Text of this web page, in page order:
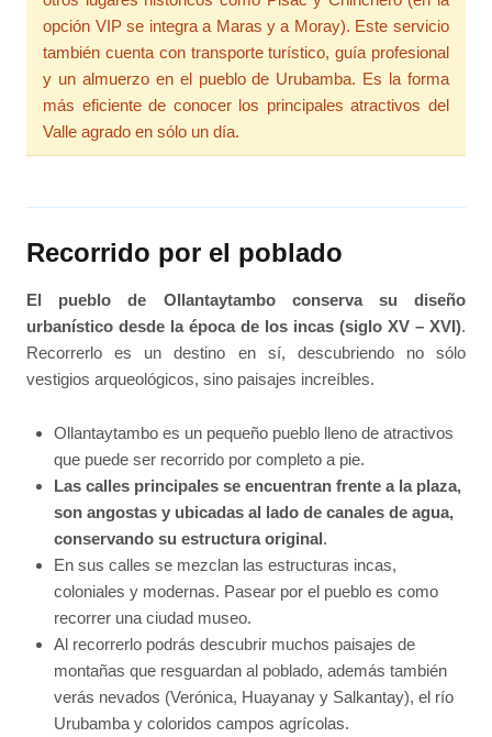
opción VIP se integra a Maras y a Moray). Este servicio
también cuenta con transporte turístico, guía profesional
y un almuerzo en el pueblo de Urubamba. Es la forma
más eficiente de conocer los principales atractivos del
Valle agrado en sólo un día.
Recorrido por el poblado
El pueblo de Ollantaytambo conserva su diseño
urbanístico desde la época de los incas (siglo XV – XVI).
Recorrerlo es un destino en sí, descubriendo no sólo
vestigios arqueológicos, sino paisajes increíbles.
Ollantaytambo es un pequeño pueblo lleno de atractivos
que puede ser recorrido por completo a pie.
Las calles principales se encuentran frente a la plaza,
son angostas y ubicadas al lado de canales de agua,
conservando su estructura original.
En sus calles se mezclan las estructuras incas,
coloniales y modernas. Pasear por el pueblo es como
recorrer una ciudad museo.
Al recorrerlo podrás descubrir muchos paisajes de
montañas que resguardan al poblado, además también
verás nevados (Verónica, Huayanay y Salkantay), el río
Urubamba y coloridos campos agrícolas.